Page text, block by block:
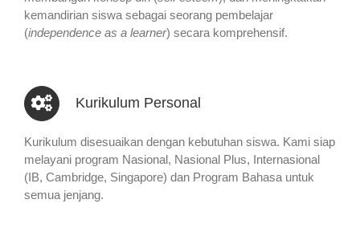
kemandirian siswa sebagai seorang pembelajar
(independence as a learner) secara komprehensif.
Kurikulum Personal
Kurikulum disesuaikan dengan kebutuhan siswa. Kami siap
melayani program Nasional, Nasional Plus, Internasional
(IB, Cambridge, Singapore) dan Program Bahasa untuk
semua jenjang.